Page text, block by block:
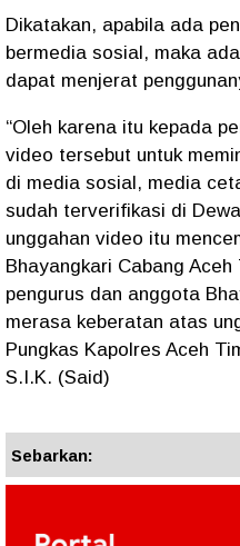
Dikatakan, apabila ada
bermedia sosial, maka
dapat menjerat
“Oleh karena itu kepada
video tersebut untuk
di media sosial, media
sudah terverifikasi di
unggahan video itu
Bhayangkari Cabang
pengurus dan anggota
merasa keberatan atas
Pungkas Kapolres Aceh
S.I.K. (Said)
Sebarkan: